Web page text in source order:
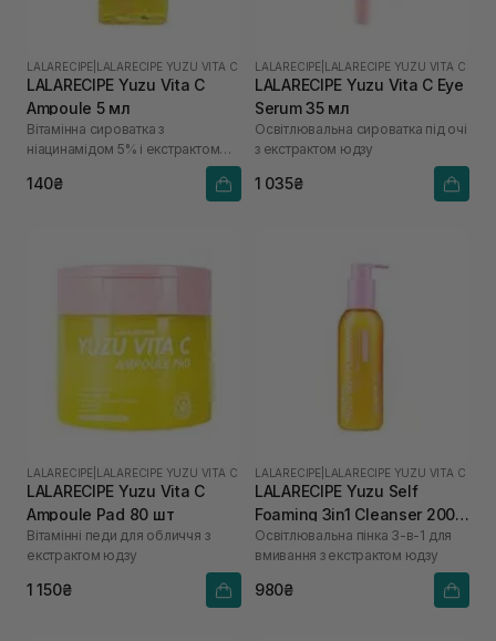
LALARECIPE LALARECIPE YUZU VITA C
LALARECIPE Yuzu Vita C
Ampoule 5 мл
Вітамінна сироватка з
ніацинамідом 5% і екстрактом
140₴
LALARECIPE LALARECIPE YUZU VITA C
LALARECIPE Yuzu Vita C Eye
Serum 35 мл
Освітлювальна сироватка під очі
з екстрактом юдзу
1 035₴
LALARECIPE LALARECIPE YUZU VITA C
LALARECIPE Yuzu Vita C
Ampoule Pad 80 шт
Вітамінні педи для обличчя з
екстрактом юдзу
1 150₴
LALARECIPE LALARECIPE YUZU VITA C
LALARECIPE Yuzu Self
Foaming 3in1 Cleanser 200
мл
Освітлювальна пінка 3-в-1 для
вмивання з екстрактом юдзу
980₴